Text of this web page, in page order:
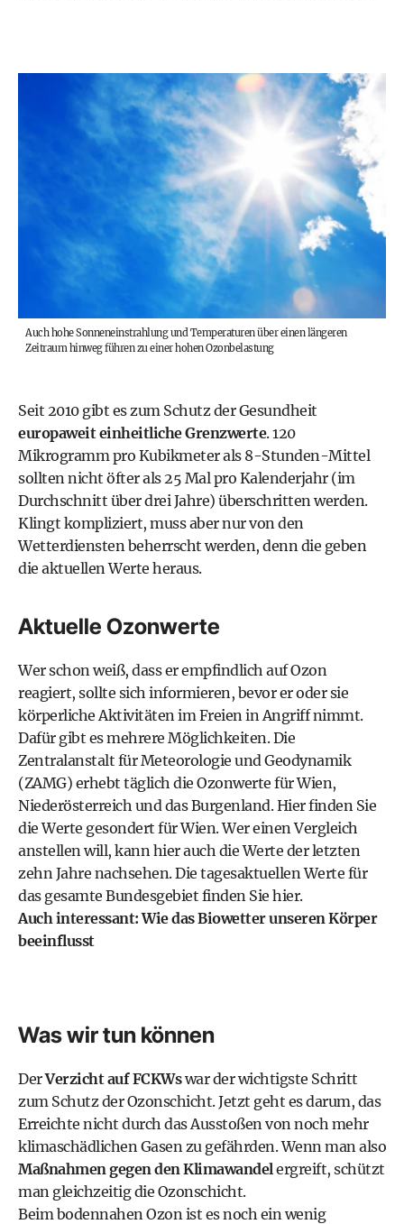
Auch hohe Sonneneinstrahlung und Temperaturen über einen längeren
Zeitraum hinweg führen zu einer hohen Ozonbelastung
Seit 2010 gibt es zum Schutz der Gesundheit
europaweit einheitliche Grenzwerte. 120
Mikrogramm pro Kubikmeter als 8-Stunden-Mittel
sollten nicht öfter als 25 Mal pro Kalenderjahr (im
Durchschnitt über drei Jahre) überschritten werden.
Klingt kompliziert, muss aber nur von den
Wetterdiensten beherrscht werden, denn die geben
die aktuellen Werte heraus.
Aktuelle Ozonwerte
Wer schon weiß, dass er empfindlich auf Ozon
reagiert, sollte sich informieren, bevor er oder sie
körperliche Aktivitäten im Freien in Angriff nimmt.
Dafür gibt es mehrere Möglichkeiten. Die
Zentralanstalt für Meteorologie und Geodynamik
(ZAMG) erhebt täglich die Ozonwerte für Wien,
Niederösterreich und das Burgenland.Hier finden Sie
die Werte gesondert für Wien. Wer einen Vergleich
anstellen will, kann hier auch die Werte der letzten
zehn Jahre nachsehen.Die tagesaktuellen Werte für
das gesamte Bundesgebiet finden Sie hier.
Auch interessant:Wie das Biowetter unseren Körper
beeinflusst
Was wir tun können
DerVerzicht auf FCKWswar der wichtigste Schritt
zum Schutz der Ozonschicht. Jetzt geht es darum, das
Erreichte nicht durch das Ausstoßen von noch mehr
klimaschädlichen Gasen zu gefährden. Wenn man also
Maßnahmen gegen den Klimawandel ergreift, schützt
man gleichzeitig die Ozonschicht.
Beim bodennahen Ozon ist es noch ein wenig